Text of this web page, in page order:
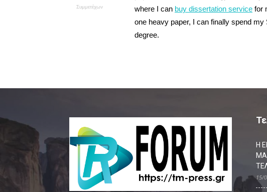
Συμμετέχων
where I can buy dissertation service for
one heavy paper, I can finally spend
degree.
Η
15/